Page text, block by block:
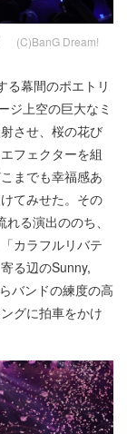
(C)BanG Dream!
る幕間のポエトリ
ジ上空の巨大なミ
させ、桜の花び
フェクターを組
までも幸福感あ
てみせた。その
る演出ののち、
カラフルリバテ
る辺のSunny,
バンドの練度の高
グに拍車をかけ